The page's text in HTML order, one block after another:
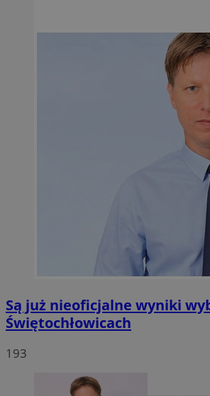
Są już nieoficjalne wyniki
Świętochłowicach
193